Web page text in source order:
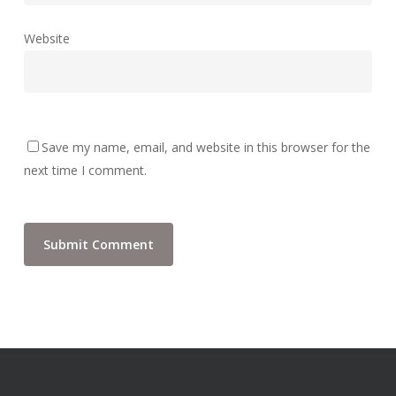
Website
Save my name, email, and website in this browser for the
next time I comment.